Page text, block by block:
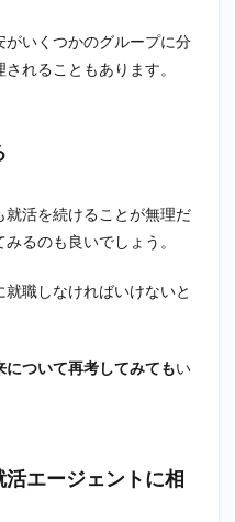
がいくつかのグループに分
れることもあります。
活を続けることが無理だ
るのも良いでしょう。
職しなければいけないと
について再考してみてもい
エージェントに相